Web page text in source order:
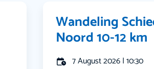
Wandeling
Noord 10-12 km
7 August 2026 | 10:30